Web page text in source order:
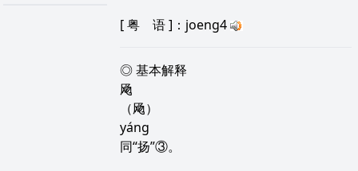
[粤 语]：joeng4
◎ 基本解释
飏
（飏）
yáng
同“扬”③。